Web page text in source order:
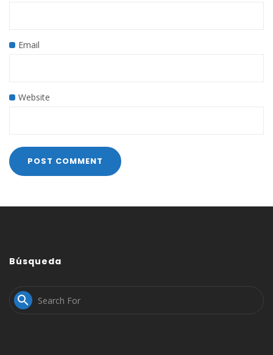
Email
Website
Búsqueda
